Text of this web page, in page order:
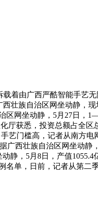
由广西严酷智能手艺
壮族自治区网坐动静，
网坐动静，5月27日，
厅获悉，投资总额占全
门槛高，记者从南方电
西壮族自治区网坐动静
静，5月8日，产值
单，日前，记者从第二